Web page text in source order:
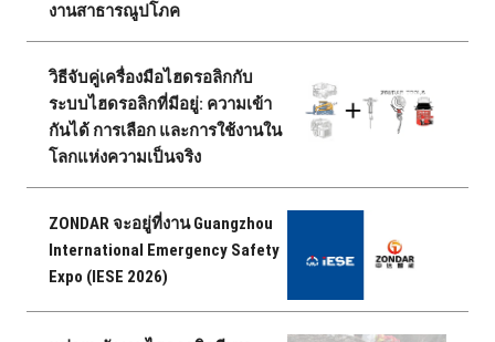
งานสาธารณูปโภค
วิธีจับคู่เครื่องมือไฮดรอลิกกับ
ระบบไฮดรอลิกที่มีอยู่: ความเข้า
กันได้ การเลือก และการใช้งานใน
โลกแห่งความเป็นจริง
ZONDAR จะอยู่ที่งาน Guangzhou
International Emergency Safety
Expo (IESE 2026)